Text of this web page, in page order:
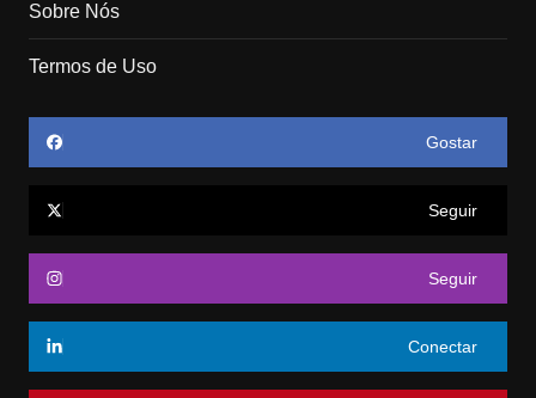
Sobre Nós
Termos de Uso
Gostar
Seguir
Seguir
Conectar